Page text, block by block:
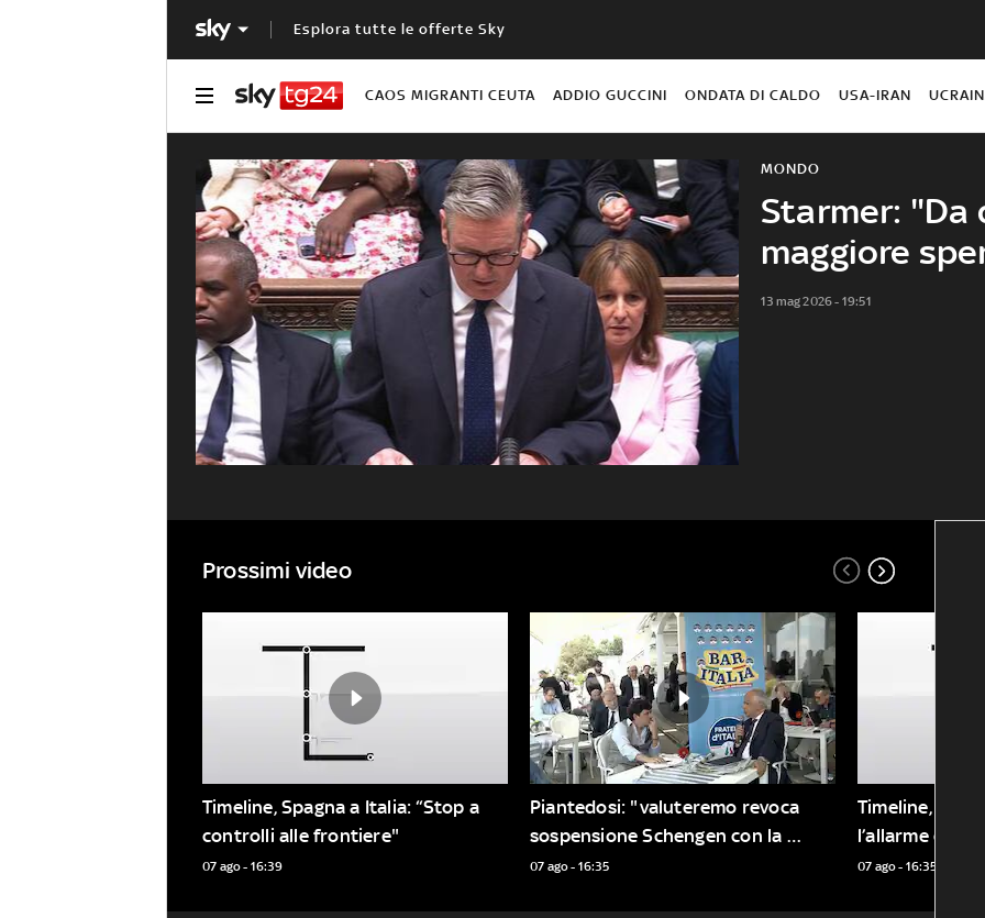
Esplora tutte le offerte Sky
CAOS MIGRANTI CEUTA ADDIO GUCCINI ONDATA DI CALDO USA-IRAN
Starmer: "Da
maggiore
MONDO
13 mag 2026 - 19:51
Prossimi video
Timeline, Spagna a Italia: “Stop a
controlli alle frontiere"
07 ago - 16:39
Piantedosi: "valuteremo revoca
sospensione Schengen con la
Spagna"
07 ago - 16:35
Timeline,
l’allarme
07 ago - 16:35